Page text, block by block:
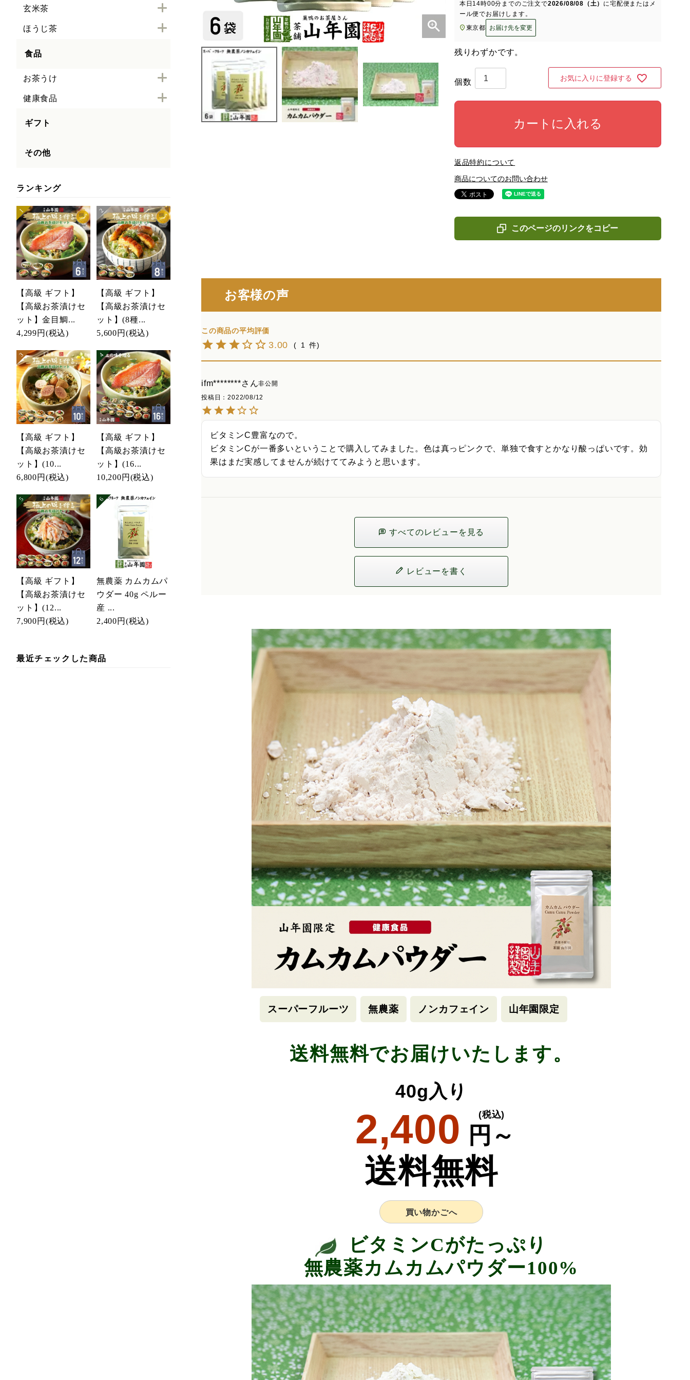
玄米茶
ほうじ茶
食品
お茶うけ
健康食品
ギフト
その他
ランキング
【高級 ギフト】
【高級お茶漬けセ
ット】金目鯛...
4,299円 (税込)
【高級 ギフト】
【高級お茶漬けセ
ット】(8種...
5,600円 (税込)
【高級 ギフト】
【高級お茶漬けセ
ット】(10...
6,800円 (税込)
【高級 ギフト】
【高級お茶漬けセ
ット】(16...
10,200円 (税込)
【高級 ギフト】
【高級お茶漬けセ
ット】(12...
7,900円 (税込)
無農薬 カムカムパ
ウダー 40g ペルー
産 ...
2,400円 (税込)
最近チェックした商品
本日 14時00分 までのご注文で2026/08/08（土） に宅配便またはメ
ール便でお届けします。
東京都
お届け先を変更
残りわずかです。
お気に入りに登録する
カートに入れる
返品特約について
商品についてのお問い合わせ
このページのリンクをコピー
お客様の声
3.00 1
ifm********
非公開
投稿日
2022/08/12
ビタミンC豊富なので。
ビタミンCが一番多いということで購入してみました。色は真っピンクで、単独で食すとかなり酸っぱいです。効
果はまだ実感してませんが続けててみようと思います。
すべてのレビューを見る
レビューを書く
スーパーフルーツ 無農薬 ノンカフェイン 山年園限定
送料無料でお届けいたします。
40g入り
2,400 円～
(税込)
送料無料
買い物かごへ
ビタミンCがたっぷり
無農薬カムカムパウダー100%